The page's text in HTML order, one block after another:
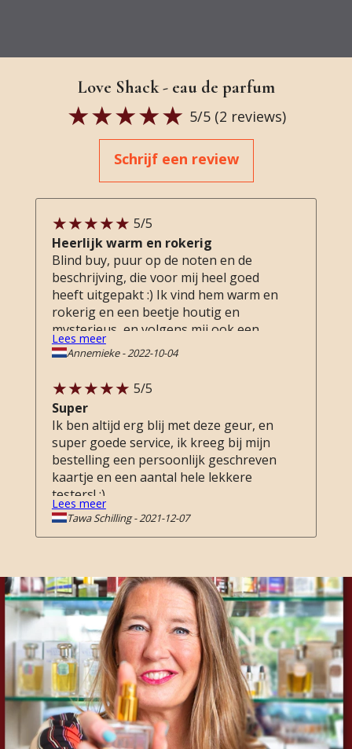
Love Shack - eau de parfum
5/5 (2 reviews)
Schrijf een review
5/5
Heerlijk warm en rokerig
Blind buy, puur op de noten en de
beschrijving, die voor mij heel goed
heeft uitgepakt :) Ik vind hem warm en
rokerig en een beetje houtig en
mysterieus, en volgens mij ook een
beetje leer… lekker! Dank weer
prachtige pakketje met ook de
sampleset, ook weer allemaal
uitproberen, heerlijk! 🥰👌🏻
Lees meer
Annemieke-2022-10-04
5/5
Super
Ik ben altijd erg blij met deze geur, en
super goede service, ik kreeg bij mijn
bestelling een persoonlijk geschreven
kaartje en een aantal hele lekkere
testers! :)
Lees meer
Tawa Schilling-2021-12-07